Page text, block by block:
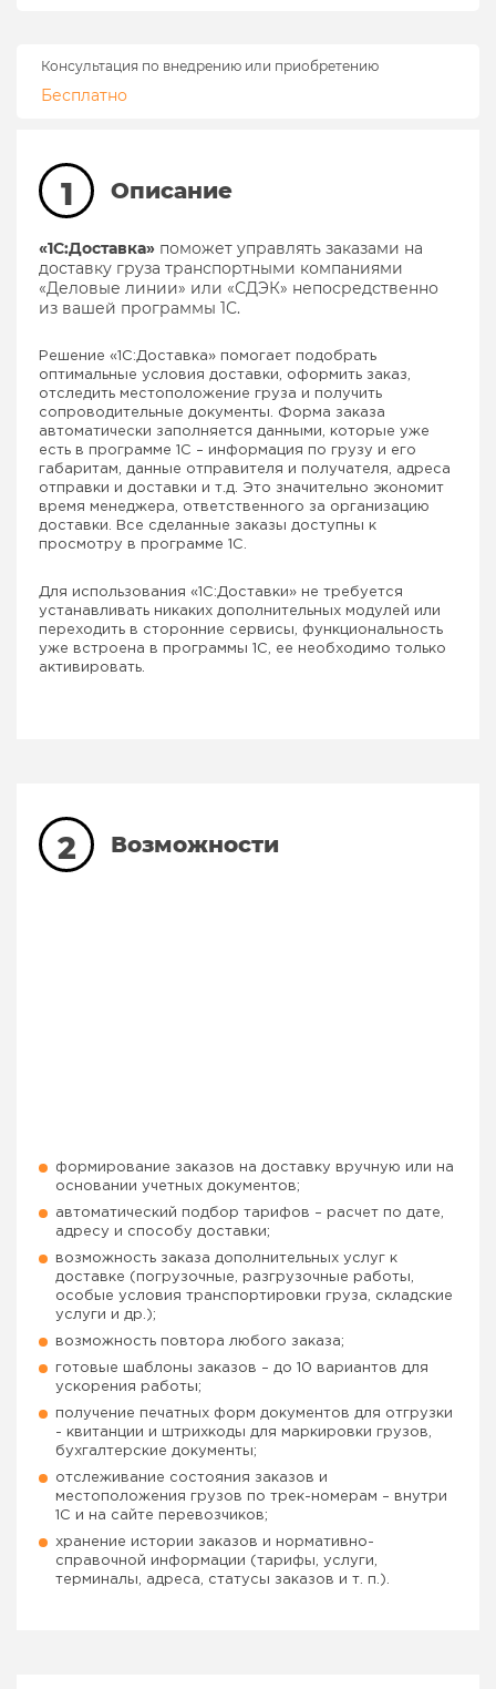
1 Описание
«1С:Доставка» поможет управлять заказами на
доставку груза транспортными компаниями
«Деловые линии» или «СДЭК» непосредственно
из вашей программы 1С.
Решение «1С:Доставка» помогает подобрать
оптимальные условия доставки, оформить заказ,
отследить местоположение груза и получить
сопроводительные документы. Форма заказа
автоматически заполняется данными, которые уже
есть в программе 1С – информация по грузу и его
габаритам, данные отправителя и получателя, адреса
отправки и доставки и т.д. Это значительно экономит
время менеджера, ответственного за организацию
доставки. Все сделанные заказы доступны к
просмотру в программе 1С.
Для использования «1С:Доставки» не требуется
устанавливать никаких дополнительных модулей или
переходить в сторонние сервисы, функциональность
уже встроена в программы 1С, ее необходимо только
активировать.
2 Возможности
формирование заказов на доставку вручную или на
основании учетных документов;
автоматический подбор тарифов – расчет по дате,
адресу и способу доставки;
возможность заказа дополнительных услуг к
доставке (погрузочные, разгрузочные работы,
особые условия транспортировки груза, складские
услуги и др.);
возможность повтора любого заказа;
готовые шаблоны заказов – до 10 вариантов для
ускорения работы;
получение печатных форм документов для отгрузки
- квитанции и штрихкоды для маркировки грузов,
бухгалтерские документы;
отслеживание состояния заказов и
местоположения грузов по трек-номерам – внутри
1С и на сайте перевозчиков;
хранение истории заказов и нормативно-
справочной информации (тарифы, услуги,
терминалы, адреса, статусы заказов и т. п.).
Консультация по внедрению или приобретению
Бесплатно